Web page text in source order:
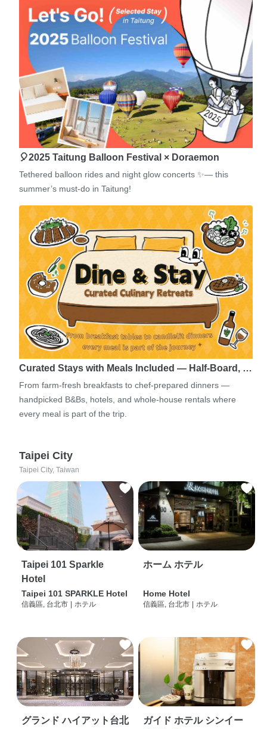
🎈2025 Taitung Balloon Festival × Doraemon
Tethered balloon rides and night glow concerts ✨— this
summer’s must-do in Taitung!
Curated Stays with Meals Included — Half-Board, …
From farm-fresh breakfasts to chef-prepared dinners —
handpicked B&Bs, hotels, and whole-house rentals where
every meal is part of the trip.
Taipei City
Taipei City, Taiwan
Taipei 101 Sparkle
Hotel
Taipei 101 SPARKLE Hotel
信義區, 台北市 ホテル
ホーム ホテル
Home Hotel
信義區, 台北市 ホテル
グランド ハイアット台北
ガイド ホテル シンイー